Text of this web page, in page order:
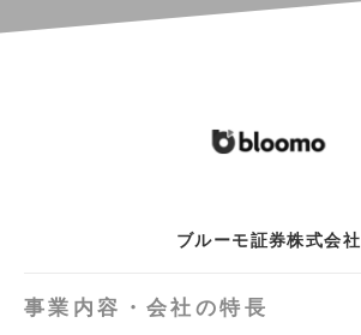
ブルーモ証券株式会社
事業内容・会社の特長